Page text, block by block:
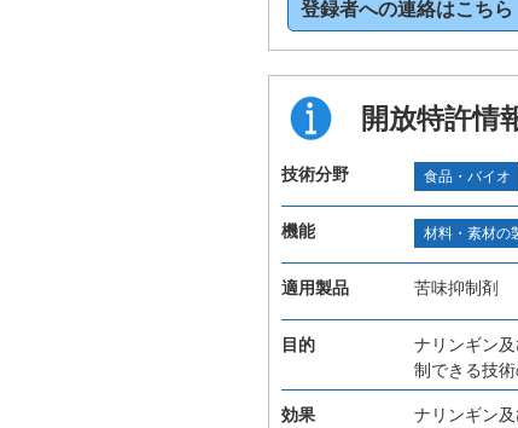
登録者への連絡はこちら
開放特許情
技術分野 食品・バイオ
機能 材料・素材の
適用製品 苦味抑制剤
目的
ナリンギン
制できる技術
効果
ナリンギン